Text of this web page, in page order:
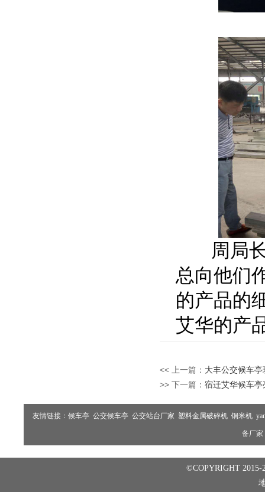
周局
总向他们
的产品的
艾华的产
<< 上一篇： 大丰公交候车
>> 下一篇： 宿迁艾华候车
友情链接： 候车亭 公交候车亭 公交站台厂家 塑料金属破碎机 铜米机
备厂家
©COPYRIGHT 2015-